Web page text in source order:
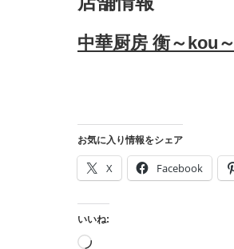
中華厨房 衡～kou～
お気に入り情報をシェア
X Facebook
いいね:
読